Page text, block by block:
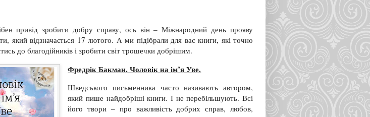
привід зробити добру справу, ось він – Міжнародний день прояву
який відзначається 17 лютого. А ми підібрали для вас книги, які точно
до благодійників і зробити світ трошечки добрішим.
Фредрік Бакман. Чоловік на ім’я Уве.
Шведського письменника часто називають автором,
який пише найдобріші книги. І не перебільшують. Всі
його твори – про важливість добрих справ, любов,